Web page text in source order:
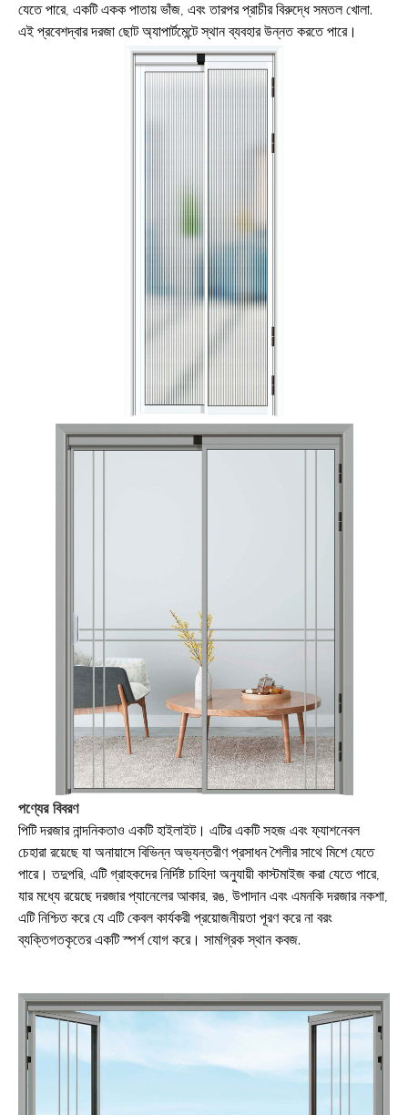
যেতে পারে, একটি একক পাতায় ভাঁজ, এবং তারপর প্রাচীর বিরুদ্ধে সমতল খোলা.
এই প্রবেশদ্বার দরজা ছোট অ্যাপার্টমেন্টে স্থান ব্যবহার উন্নত করতে পারে।
পণ্যের বিবরণ
পিটি দরজার নান্দনিকতাও একটি হাইলাইট। এটির একটি সহজ এবং ফ্যাশনেবল
চেহারা রয়েছে যা অনায়াসে বিভিন্ন অভ্যন্তরীণ প্রসাধন শৈলীর সাথে মিশে যেতে
পারে। তদুপরি, এটি গ্রাহকদের নির্দিষ্ট চাহিদা অনুযায়ী কাস্টমাইজ করা যেতে পারে,
যার মধ্যে রয়েছে দরজার প্যানেলের আকার, রঙ, উপাদান এবং এমনকি দরজার নকশা,
এটি নিশ্চিত করে যে এটি কেবল কার্যকরী প্রয়োজনীয়তা পূরণ করে না বরং
ব্যক্তিগতকৃতের একটি স্পর্শ যোগ করে। সামগ্রিক স্থান কবজ.